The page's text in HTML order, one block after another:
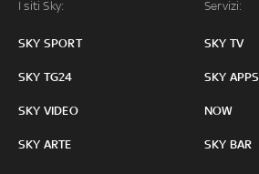
I siti Sky:
SKY SPORT
SKY TG24
SKY VIDEO
SKY ARTE
Servizi:
SKY TV
SKY APPS
NOW
SKY BAR